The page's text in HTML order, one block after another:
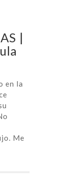
|
en la
Me